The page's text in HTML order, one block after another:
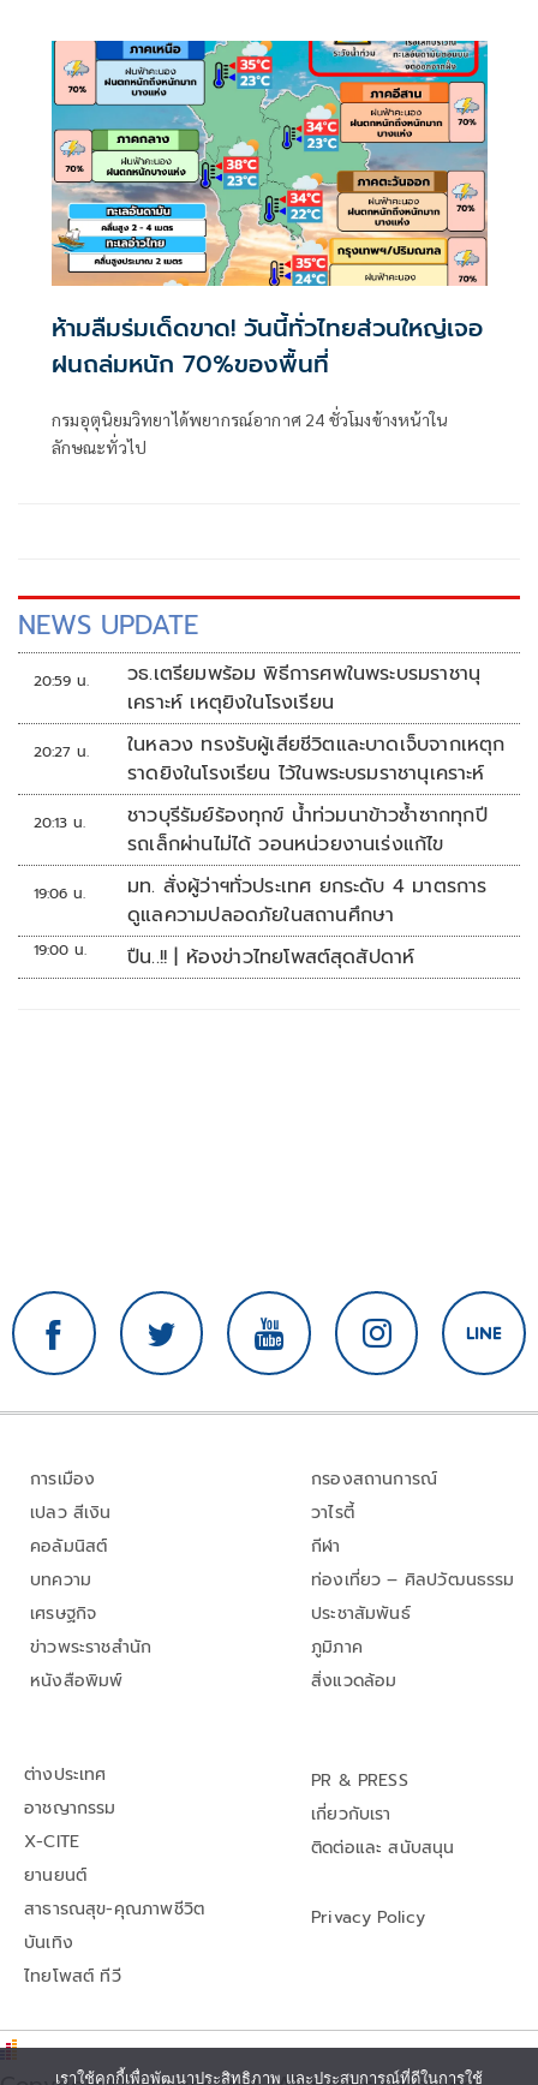
ห้ามลืมร่มเด็ดขาด! วันนี้ทั่วไทยส่วนใหญ่เจอ
ฝนถล่มหนัก 70%ของพื้นที่
กรมอุตุนิยมวิทยาได้พยากรณ์อากาศ 24 ชั่วโมงข้างหน้าใน
ลักษณะทั่วไป
NEWS UPDATE
20:59 น.
วธ.เตรียมพร้อม พิธีการศพในพระบรมราชานุ
เคราะห์ เหตุยิงในโรงเรียน
20:27 น.
ในหลวง ทรงรับผู้เสียชีวิตและบาดเจ็บจากเหตุก
ราดยิงในโรงเรียน ไว้ในพระบรมราชานุเคราะห์
20:13 น.
ชาวบุรีรัมย์ร้องทุกข์ น้ำท่วมนาข้าวซ้ำซากทุกปี
รถเล็กผ่านไม่ได้ วอนหน่วยงานเร่งแก้ไข
19:06 น.
มท. สั่งผู้ว่าฯทั่วประเทศ ยกระดับ 4 มาตรการ
ดูแลความปลอดภัยในสถานศึกษา
19:00 น. ปืน..!! | ห้องข่าวไทยโพสต์สุดสัปดาห์
การเมือง
เปลว สีเงิน
คอลัมนิสต์
บทความ
เศรษฐกิจ
ข่าวพระราชสำนัก
หนังสือพิมพ์
กรองสถานการณ์
วาไรตี้
กีฬา
ท่องเที่ยว – ศิลปวัฒนธรรม
ประชาสัมพันธ์
ภูมิภาค
สิ่งแวดล้อม
ต่างประเทศ
อาชญากรรม
X-CITE
ยานยนต์
สาธารณสุข-คุณภาพชีวิต
บันเทิง
ไทยโพสต์ ทีวี
PR & PRESS
เกี่ยวกับเรา
ติดต่อและ สนับสนุน
Privacy Policy
เราใช้คุกกี้เพื่อพัฒนาประสิทธิภาพ และประสบการณ์ที่ดีในการใช้